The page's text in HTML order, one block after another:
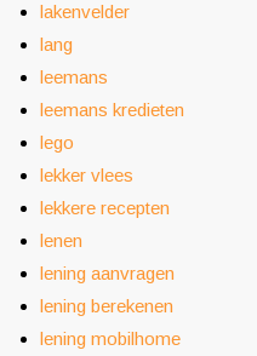
lakenvelder
lang
leemans
leemans kredieten
lego
lekker vlees
lekkere recepten
lenen
lening aanvragen
lening berekenen
lening mobilhome